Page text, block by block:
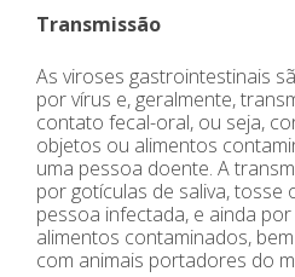
Transmissão
As viroses gastrointestinais
por vírus e, geralmente,
contato fecal-oral, ou seja,
objetos ou alimentos
uma pessoa doente. A
por gotículas de saliva, tosse
pessoa infectada, e ainda
alimentos contaminados,
com animais portadores do